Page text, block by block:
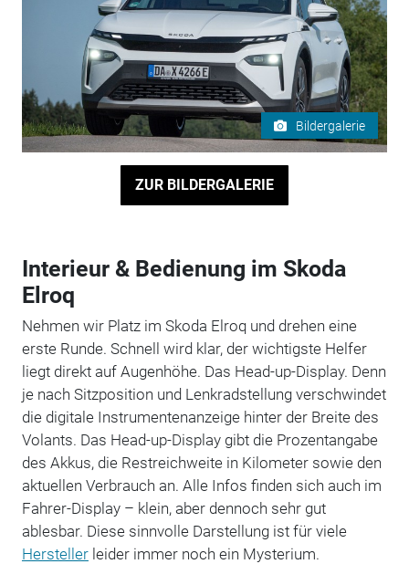
Bildergalerie
ZUR BILDERGALERIE
Interieur & Bedienung im Skoda
Elroq
Nehmen wir Platz im Skoda Elroq und drehen eine
erste Runde. Schnell wird klar, der wichtigste Helfer
liegt direkt auf Augenhöhe. Das Head-up-Display. Denn
je nach Sitzposition und Lenkradstellung verschwindet
die digitale Instrumentenanzeige hinter der Breite des
Volants. Das Head-up-Display gibt die Prozentangabe
des Akkus, die Restreichweite in Kilometer sowie den
aktuellen Verbrauch an. Alle Infos finden sich auch im
Fahrer-Display – klein, aber dennoch sehr gut
ablesbar. Diese sinnvolle Darstellung ist für viele
Herstellerleider immer noch ein Mysterium.